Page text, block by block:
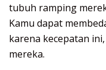
tubuh ramping
Kamu dapat
karena kecepatan
mereka.